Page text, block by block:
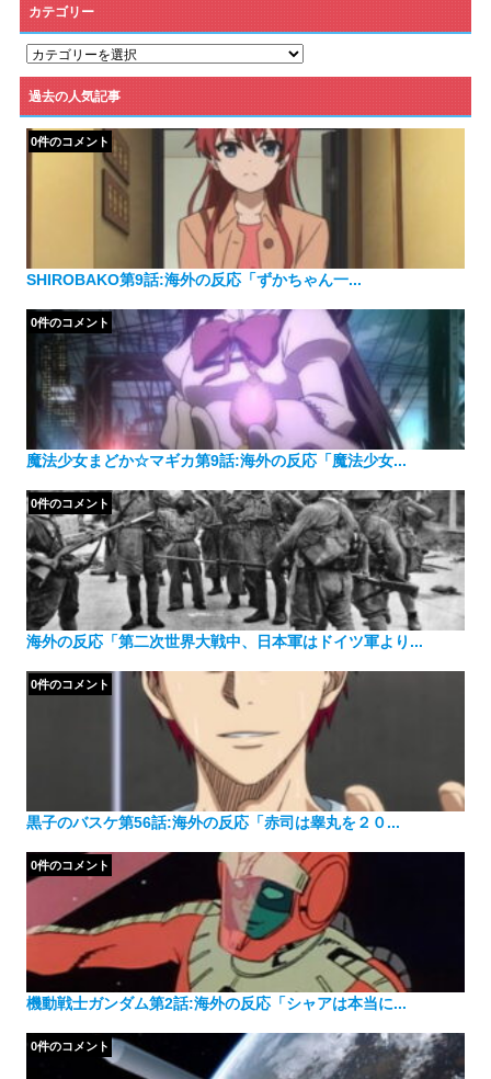
カテゴリー
カ
ゴ
リ
ー
過去の人気記事
SHIROBAKO第9話:海外の反応「ずかちゃん一...
0件のコメント
魔法少女まどか☆マギカ第9話:海外の反応「魔法少女...
0件のコメント
海外の反応「第二次世界大戦中、日本軍はドイツ軍より...
0件のコメント
黒子のバスケ第56話:海外の反応「赤司は睾丸を２０...
0件のコメント
機動戦士ガンダム第2話:海外の反応「シャアは本当に...
0件のコメント
0件のコメント